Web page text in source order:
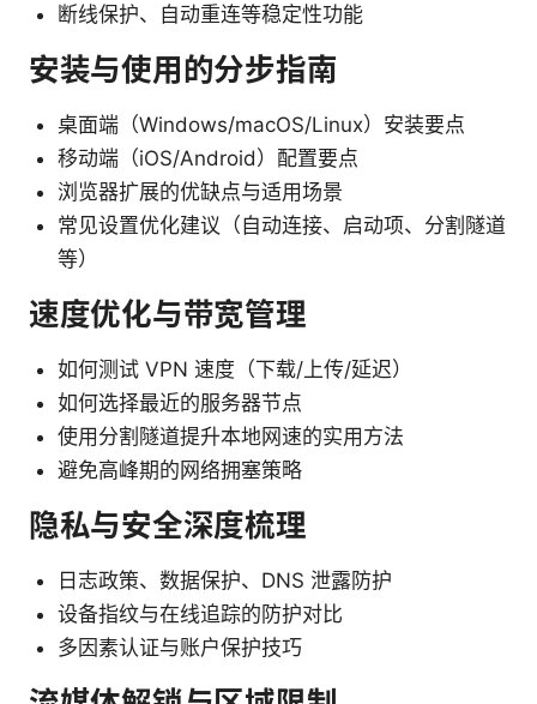
断线保护、自动重连等稳定性功能
安装与使用的分步指南
桌面端（Windows/macOS/Linux）安装要点
移动端（iOS/Android）配置要点
浏览器扩展的优缺点与适用场景
常见设置优化建议（自动连接、启动项、分割隧道
等）
速度优化与带宽管理
如何测试 VPN 速度（下载/上传/延迟）
如何选择最近的服务器节点
使用分割隧道提升本地网速的实用方法
避免高峰期的网络拥塞策略
隐私与安全深度梳理
日志政策、数据保护、DNS 泄露防护
设备指纹与在线追踪的防护对比
多因素认证与账户保护技巧